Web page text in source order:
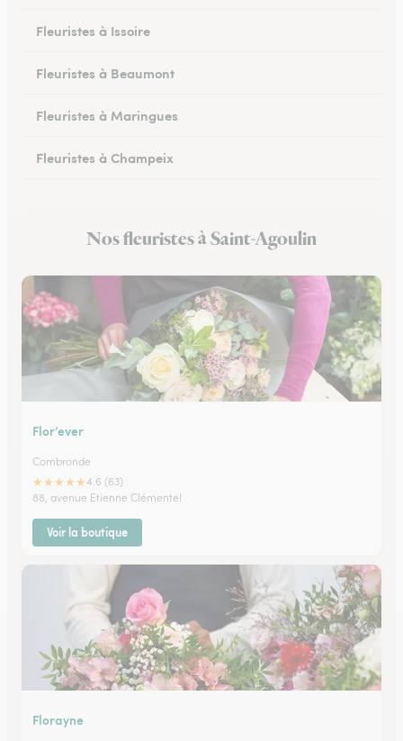
Fleuristes à Issoire
Fleuristes à Beaumont
Fleuristes à Maringues
Fleuristes à Champeix
Fleuristes à Ceyrat
Nos fleuristes à Saint-Agoulin
Flor’ever
Combronde
★★★★★4.6 (63)
88, avenue Etienne Clémentel
Voir la boutique
Florayne